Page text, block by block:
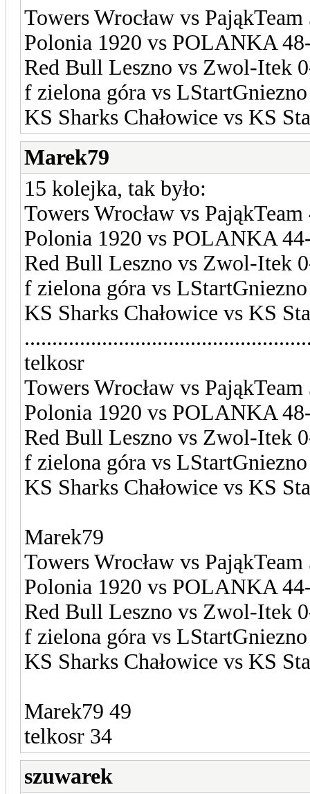
Towers Wrocław vs
Polonia 1920 vs POLANKA
Red Bull Leszno vs Zwol-Itek
f zielona góra vs
KS Sharks Chałowice vs KS
Marek79
15 kolejka, tak było:
Towers Wrocław vs
Polonia 1920 vs POLANKA
Red Bull Leszno vs Zwol-Itek
f zielona góra vs
KS Sharks Chałowice vs KS
telkosr
Towers Wrocław vs
Polonia 1920 vs POLANKA
Red Bull Leszno vs Zwol-Itek
f zielona góra vs
KS Sharks Chałowice vs KS
Marek79
Towers Wrocław vs
Polonia 1920 vs POLANKA
Red Bull Leszno vs Zwol-Itek
f zielona góra vs
KS Sharks Chałowice vs KS
Marek79 49
telkosr 34
szuwarek